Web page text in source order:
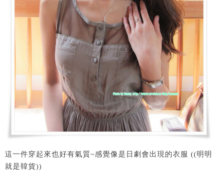
這一件穿起來也好有氣質~感覺像是日劇會出現的衣服 ((明明
就是韓貨))